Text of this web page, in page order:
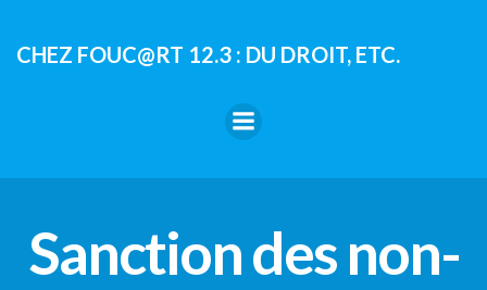
contenu
CHEZ FOUC@RT 12.3 : DU DROIT, ETC.
Sanction des non-